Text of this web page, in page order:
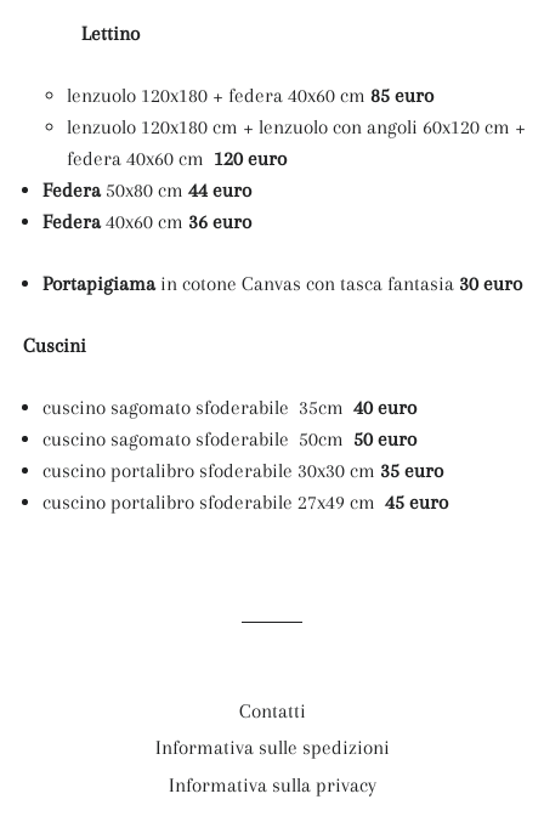
Lettino
lenzuolo 120x180 + federa 40x60 cm 85 euro
lenzuolo 120x180 cm + lenzuolo con angoli 60x120 cm +
federa 40x60 cm 120 euro
Federa 50x80 cm 44 euro
Federa40x60 cm 36 euro
Portapigiamain cotone Canvas con tasca fantasia 30 euro
Cuscini
cuscino sagomato sfoderabile 35cm 40 euro
cuscino sagomato sfoderabile 50cm 50 euro
cuscino portalibro sfoderabile 30x30 cm 35 euro
cuscino portalibro sfoderabile 27x49 cm 45 euro
Contatti
Informativa sulle spedizioni
Informativa sulla privacy